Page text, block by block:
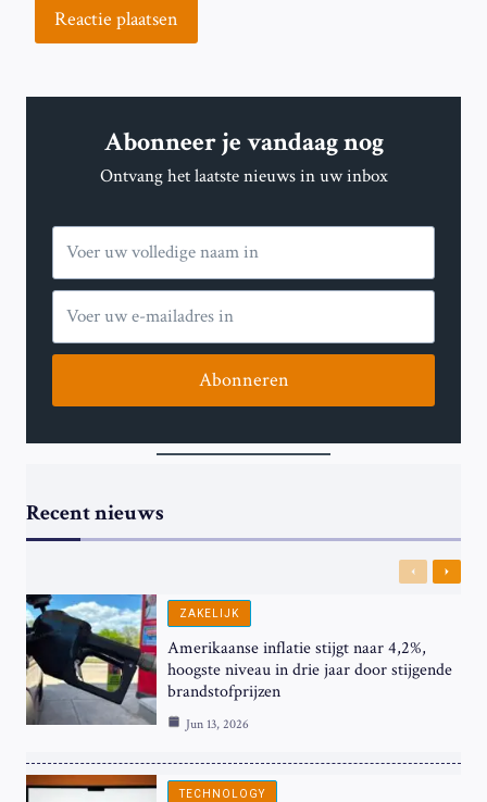
Abonneer je vandaag nog
Ontvang het laatste nieuws in uw inbox
Abonneren
Recent nieuws
Previous
Next
ZAKELIJK
Amerikaanse inflatie stijgt naar 4,2%,
hoogste niveau in drie jaar door stijgende
brandstofprijzen
Jun 13, 2026
TECHNOLOGY